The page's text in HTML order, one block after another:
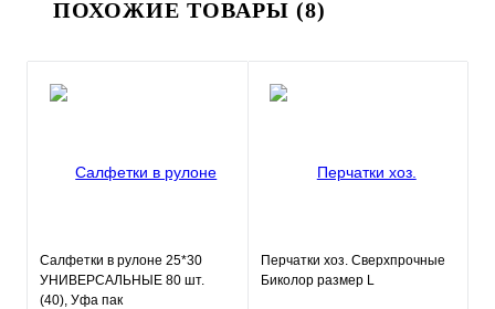
ПОХОЖИЕ ТОВАРЫ (8)
Салфетки в рулоне 25*30
УНИВЕРСАЛЬНЫЕ 80 шт.
(40), Уфа пак
Перчатки хоз. Сверхпрочные
Биколор размер L